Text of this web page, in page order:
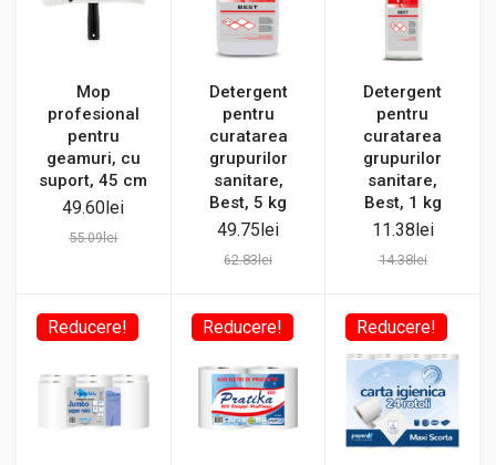
Mop
profesional
pentru
geamuri, cu
suport, 45 cm
49.60 lei
55.09lei
Detergent
pentru
curatarea
grupurilor
sanitare,
Best, 5 kg
49.75 lei
62.83lei
Detergent
pentru
curatarea
grupurilor
sanitare,
Best, 1 kg
11.38 lei
14.38lei
Reducere! Reducere! Reducere!